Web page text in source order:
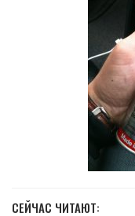
СЕЙЧАС ЧИТАЮТ: